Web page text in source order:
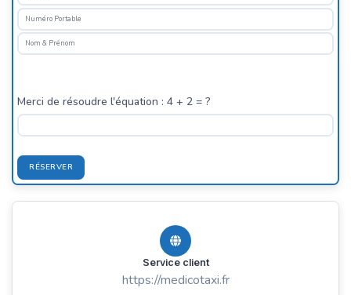
Merci de résoudre l'équation : 4 + 2 = ?
RÉSERVER
Service client
https://medicotaxi.fr